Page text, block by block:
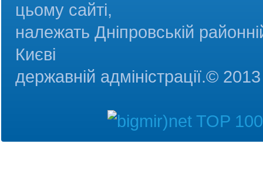
цьому сайті,
належать Дніпровській
Києві
державній